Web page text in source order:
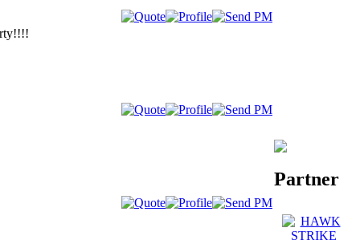
Partner